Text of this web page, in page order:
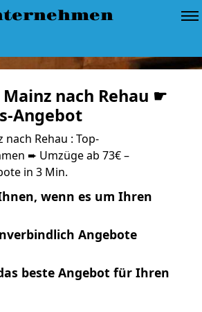
nach Rehau ☛
Angebot
Rehau : Top-
➨ Umzüge ab 73€ –
in 3 Min.
wenn es um Ihren
Angebote
beste Angebot für Ihren